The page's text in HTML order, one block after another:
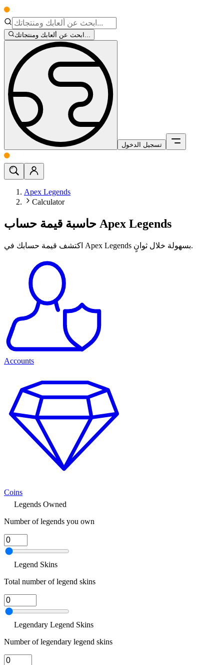
ابحث عن ألعابك ومنتجاتك...
تسجيل الدخول
Apex Legends
Calculator
حاسبة قيمة حساب Apex Legends
اكتشف قيمة حسابك في Apex Legends بسهولة خلال ثوانٍ.
Accounts
Coins
Legends Owned
Number of legends you own
Legend Skins
Total number of legend skins
Legendary Legend Skins
Number of legendary legend skins